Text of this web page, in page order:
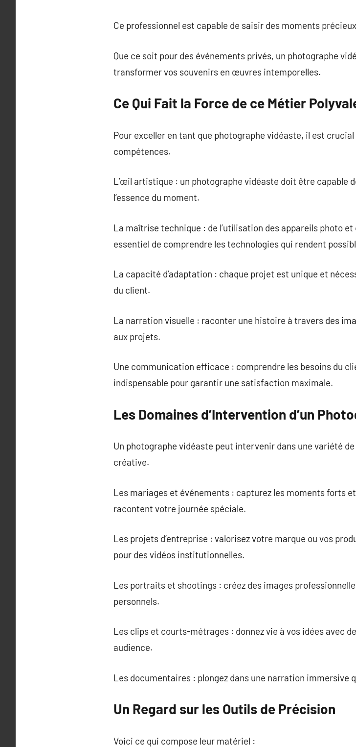
Ce professionnel est capable de saisir des moments
Que ce soit pour des événements privés, un photographe
transformer vos souvenirs en œuvres intemporelles.
Ce Qui Fait la Force de ce Métier
Pour exceller en tant que photographe vidéaste, il est
compétences.
L’œil artistique : un photographe vidéaste doit être capable
l’essence du moment.
La maîtrise technique : de l’utilisation des appareils photo
essentiel de comprendre les technologies qui rendent
La capacité d’adaptation : chaque projet est unique et
du client.
La narration visuelle : raconter une histoire à travers des
aux projets.
Une communication efficace : comprendre les besoins du
indispensable pour garantir une satisfaction maximale.
Les Domaines d’Intervention d’un
Un photographe vidéaste peut intervenir dans une variété
créative.
Les mariages et événements : capturez les moments forts
racontent votre journée spéciale.
Les projets d’entreprise : valorisez votre marque ou vos
pour des vidéos institutionnelles.
Les portraits et shootings : créez des images
personnels.
Les clips et courts-métrages : donnez vie à vos idées avec
audience.
Les documentaires : plongez dans une narration
Un Regard sur les Outils de Précision
Voici ce qui compose leur matériel :